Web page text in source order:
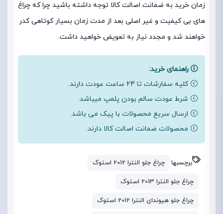
زمان خرید به ضمانت اصالت کالا توجه داشته باشید چرا که چراغ
های بی کیفیت و غیر اصلی بعد از مدت زمان بسیار کوتاهی کدر
خواهند شد و مجدد نیاز به تعویض خواهید داشت.
راهنمای خرید:
کلیه سفارشات تا 24 ساعت عودت دارند.
شرط عودت سالم بودن پلمپ میباشد.
ارسال سریع محصولات با پیک می باشد.
محصولات ضمانت اصالت کالا دارند.
برچسبها چراغ جلو النترا 2012 استوک
چراغ جلو النترا 2013 استوک
چراغ جلو هیوندای النترا 2012 استوک